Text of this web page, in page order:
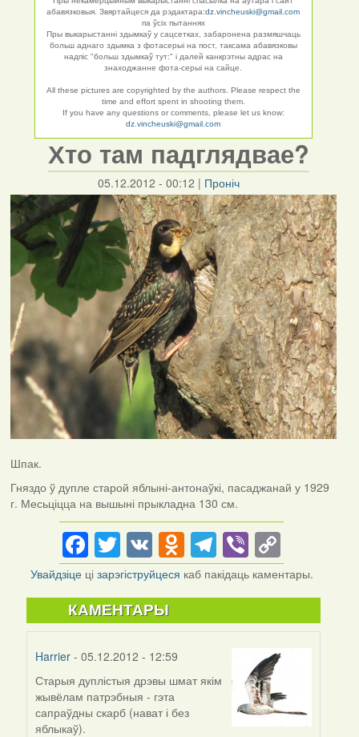
абавязковыя. Звяртайцеся да рэдактара:dz.vincheuski@gmail.com
па ўсіх пытаннях
Пры выкарыстанні здымкаў у сацсетках, забаронена размяшчаць
больш аднаго здымка з фотасерыі на пост, таксама абавязковы
надпіс "больш здымкаў тут:" і далей канкрэтны адрас на
знаходжанне фота-серыі на сайце.
All these pictures are copyrighted by the authors. Please respect the
time and effort spent in shooting them.
If you have any questions or comments, please let us know:
dz.vincheuski@gmail.com
Хто там падглядвае?
05.12.2012 - 00:12 | Проніч
Шпак.
Гняздо ў дупле старой яблыні-антонаўкі, пасаджанай у 1929
г. Месьціцца на вышыні прыкладна 130 см.
Facebook
Twitter
VKOdnoklassniki
Telegram
Viber
Link
Увайдзіце цізарэгіструйцеся каб пакідаць каментары.
КАМЕНТАРЫ
Harrier - 05.12.2012 - 12:59
Старыя дуплістыя дрэвы шмат якім
жывёлам патрэбныя - гэта
сапраўдны скарб (нават і без
яблыкаў).